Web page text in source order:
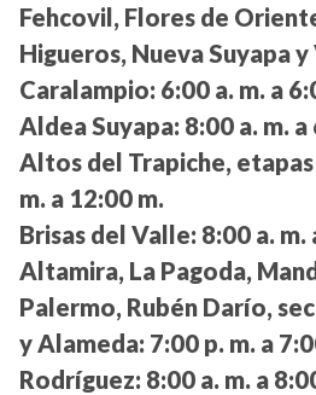
Fehcovil, Flores de
Higueros, Nueva Suyapa
Caralampio: 6:00 a. m. a
Aldea Suyapa: 8:00 a. m. a
Altos del Trapiche, etapas
m. a 12:00 m.
Brisas del Valle: 8:00 a. m.
Altamira, La Pagoda,
Palermo, Rubén Darío,
y Alameda: 7:00 p. m. a
Rodríguez: 8:00 a. m. a